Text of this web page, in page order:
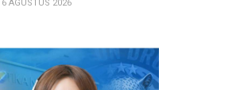
6 AGUSTUS 2026